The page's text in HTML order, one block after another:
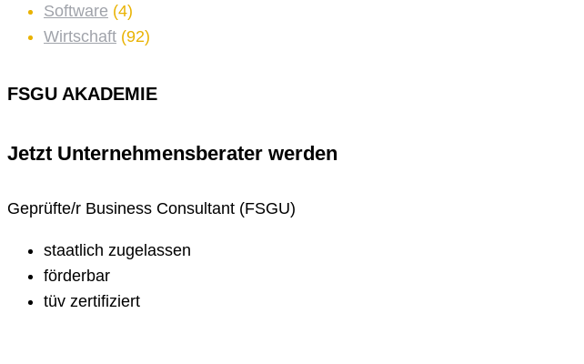
Software (4)
Wirtschaft (92)
FSGU AKADEMIE
Jetzt Unternehmens­berater werden
Geprüfte/r Business Consultant (FSGU)
staatlich zugelassen
förderbar
tüv zertifiziert